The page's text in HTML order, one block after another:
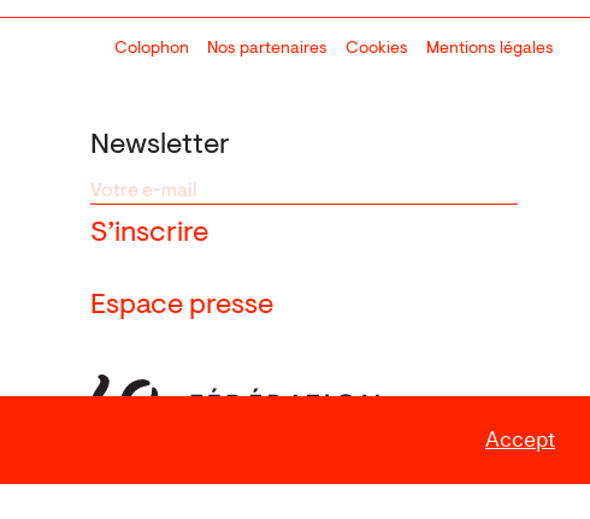
Accept
Newsletter
Espace presse
Colophon
Design:Marcel Kaczmarek, code:8080.studio
Nos partenaires Cookies Mentions légales